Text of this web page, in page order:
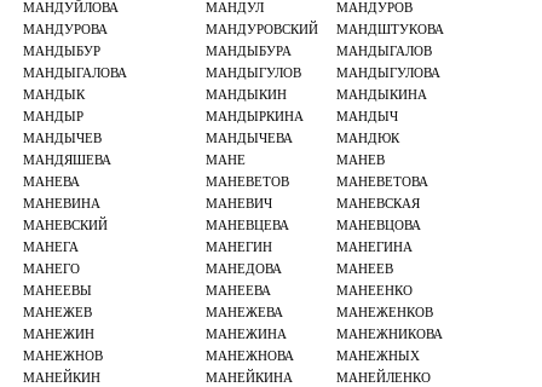
МАНДУЙЛОВА
МАНДУЛ
МАНДУРОВ
МАНДУРОВА
МАНДУРОВСКИЙ
МАНДШТУКОВА
МАНДЫБУР
МАНДЫБУРА
МАНДЫГАЛОВ
МАНДЫГАЛОВА
МАНДЫГУЛОВ
МАНДЫГУЛОВА
МАНДЫК
МАНДЫКИН
МАНДЫКИНА
МАНДЫР
МАНДЫРКИНА
МАНДЫЧ
МАНДЫЧЕВ
МАНДЫЧЕВА
МАНДЮК
МАНДЯШЕВА
МАНЕ
МАНЕВ
МАНЕВА
МАНЕВЕТОВ
МАНЕВЕТОВА
МАНЕВИНА
МАНЕВИЧ
МАНЕВСКАЯ
МАНЕВСКИЙ
МАНЕВЦЕВА
МАНЕВЦОВА
МАНЕГА
МАНЕГИН
МАНЕГИНА
МАНЕГО
МАНЕДОВА
МАНЕЕВ
МАНЕЕВЫ
МАНЕЕВА
МАНЕЕНКО
МАНЕЖЕВ
МАНЕЖЕВА
МАНЕЖЕНКОВ
МАНЕЖИН
МАНЕЖИНА
МАНЕЖНИКОВА
МАНЕЖНОВ
МАНЕЖНОВА
МАНЕЖНЫХ
МАНЕЙКИН
МАНЕЙКИНА
МАНЕЙЛЕНКО